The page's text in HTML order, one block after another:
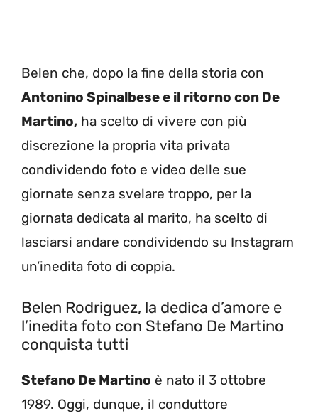
Belen che, dopo la fine della storia con
Antonino Spinalbese e il ritorno con De
Martino, ha scelto di vivere con più
discrezione la propria vita privata
condividendo foto e video delle sue
giornate senza svelare troppo, per la
giornata dedicata al marito, ha scelto di
lasciarsi andare condividendo su Instagram
un’inedita foto di coppia.
Belen Rodriguez, la dedica d’amore e
l’inedita foto con Stefano De Martino
conquista tutti
Stefano De Martino è nato il 3 ottobre
1989. Oggi, dunque, il conduttore